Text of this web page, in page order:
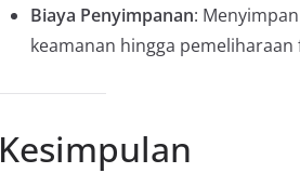
Biaya Penyimpanan:
keamanan hingga pemeliharaan
Kesimpulan